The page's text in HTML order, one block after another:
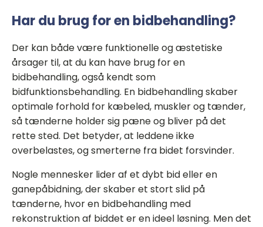
Har du brug for en bidbehandling?
Der kan både være funktionelle og æstetiske
årsager til, at du kan have brug for en
bidbehandling, også kendt som
bidfunktionsbehandling. En bidbehandling skaber
optimale forhold for kæbeled, muskler og tænder,
så tænderne holder sig pæne og bliver på det
rette sted. Det betyder, at leddene ikke
overbelastes, og smerterne fra bidet forsvinder.
Nogle mennesker lider af et dybt bid eller en
ganepåbidning, der skaber et stort slid på
tænderne, hvor en bidbehandling med
rekonstruktion af biddet er en ideel løsning. Men det